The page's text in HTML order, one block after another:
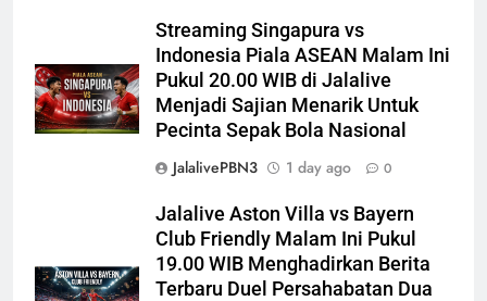
Streaming Singapura vs
Indonesia Piala ASEAN Malam Ini
Pukul 20.00 WIB di Jalalive
Menjadi Sajian Menarik Untuk
Pecinta Sepak Bola Nasional
JalalivePBN3
1 day ago 0
Jalalive Aston Villa vs Bayern
Club Friendly Malam Ini Pukul
19.00 WIB Menghadirkan Berita
Terbaru Duel Persahabatan Dua